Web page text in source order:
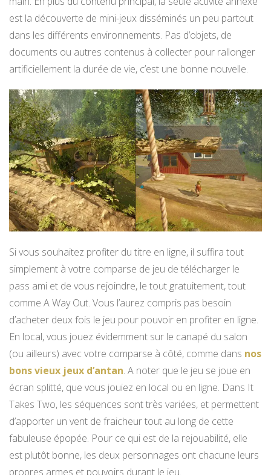
est la découverte de mini-jeux disséminés un peu partout
dans les différents environnements. Pas d’objets, de
documents ou autres contenus à collecter pour rallonger
artificiellement la durée de vie, c’est une bonne nouvelle.
Si vous souhaitez profiter du titre en ligne, il suffira tout
simplement à votre comparse de jeu de télécharger le
pass ami et de vous rejoindre, le tout gratuitement, tout
comme A Way Out. Vous l’aurez compris pas besoin
d’acheter deux fois le jeu pour pouvoir en profiter en ligne.
En local, vous jouez évidemment sur le canapé du salon
(ou ailleurs) avec votre comparse à côté, comme dans nos
bons vieux jeux d’antan. A noter que le jeu se joue en
écran splitté, que vous jouiez en local ou en ligne. Dans It
Takes Two, les séquences sont très variées, et permettent
d’apporter un vent de fraicheur tout au long de cette
fabuleuse épopée. Pour ce qui est de la rejouabilité, elle
est plutôt bonne, les deux personnages ont chacune leurs
propres armes et pouvoirs durant le jeu.